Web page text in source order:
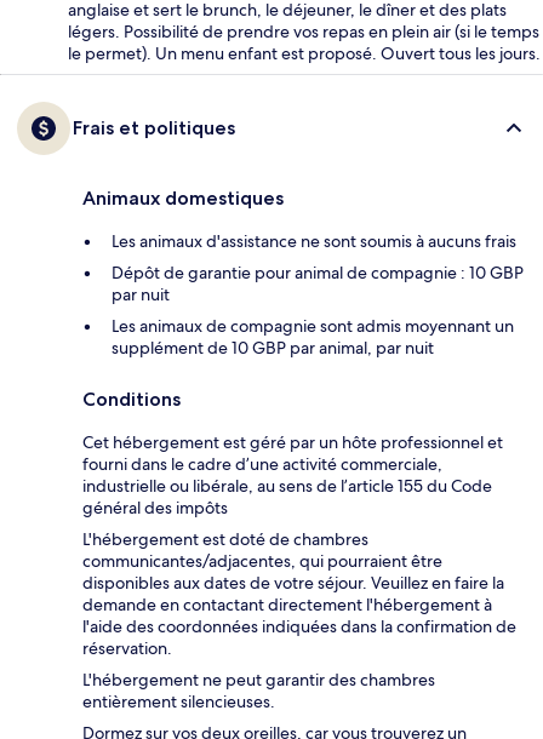
anglaise et sert le brunch, le déjeuner, le dîner et des plats
légers. Possibilité de prendre vos repas en plein air (si le temps
le permet). Un menu enfant est proposé. Ouvert tous les jours.
Frais et politiques
Animaux domestiques
Les animaux d'assistance ne sont soumis à aucuns frais
Dépôt de garantie pour animal de compagnie : 10 GBP
par nuit
Les animaux de compagnie sont admis moyennant un
supplément de 10 GBP par animal, par nuit
Conditions
Cet hébergement est géré par un hôte professionnel et
fourni dans le cadre d’une activité commerciale,
industrielle ou libérale, au sens de l’article 155 du Code
général des impôts
L'hébergement est doté de chambres
communicantes/adjacentes, qui pourraient être
disponibles aux dates de votre séjour. Veuillez en faire la
demande en contactant directement l'hébergement à
l'aide des coordonnées indiquées dans la confirmation de
réservation.
L'hébergement ne peut garantir des chambres
entièrement silencieuses.
Dormez sur vos deux oreilles, car vous trouverez un